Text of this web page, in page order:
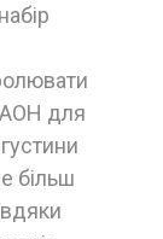
АОН для
більш